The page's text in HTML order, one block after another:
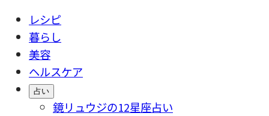
レシピ
暮らし
美容
ヘルスケア
占い
鏡リュウジの12星座占い